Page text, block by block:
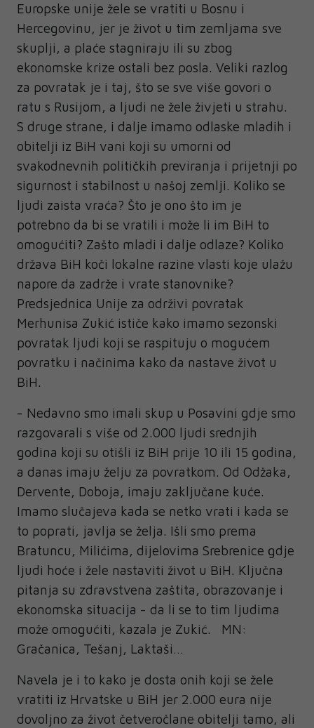
Europske unije žele se vratiti u Bosnu i
Hercegovinu, jer je život u tim zemljama sve
skuplji, a plaće stagniraju ili su zbog
ekonomske krize ostali bez posla. Veliki razlog
za povratak je i taj, što se sve više govori o
ratu s Rusijom, a ljudi ne žele živjeti u strahu.
S druge strane, i dalje imamo odlaske mladih i
obitelji iz BiH vani koji su umorni od
svakodnevnih političkih previranja i prijetnji po
sigurnost i stabilnost u našoj zemlji. Koliko se
ljudi zaista vraća? Što je ono što im je
potrebno da bi se vratili i može li im BiH to
omogućiti? Zašto mladi i dalje odlaze? Koliko
država BiH koči lokalne razine vlasti koje ulažu
napore da zadrže i vrate stanovnike?
Predsjednica Unije za održivi povratak
Merhunisa Zukić ističe kako imamo sezonski
povratak ljudi koji se raspituju o mogućem
povratku i načinima kako da nastave život u
BiH.
- Nedavno smo imali skup u Posavini gdje smo
razgovarali s više od 2.000 ljudi srednjih
godina koji su otišli iz BiH prije 10 ili 15 godina,
a danas imaju želju za povratkom. Od Odžaka,
Dervente, Doboja, imaju zaključane kuće.
Imamo slučajeva kada se netko vrati i kada se
to poprati, javlja se želja. Išli smo prema
Bratuncu, Milićima, dijelovima Srebrenice gdje
ljudi hoće i žele nastaviti život u BiH. Ključna
pitanja su zdravstvena zaštita, obrazovanje i
ekonomska situacija - da li se to tim ljudima
može omogućiti, kazala je Zukić. MN:
Gračanica, Tešanj, Laktaši…
Navela je i to kako je dosta onih koji se žele
vratiti iz Hrvatske u BiH jer 2.000 eura nije
dovoljno za život četveročlane obitelji tamo, ali